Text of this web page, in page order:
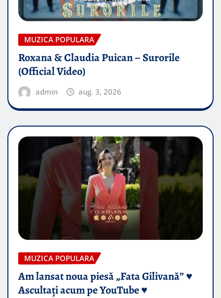
MUZICA POPULARA
Roxana & Claudia Puican – Surorile
(Official Video)
admin aug. 3, 2026
MUZICA POPULARA
Am lansat noua piesă „Fata Gilivană” ♥️
Ascultați acum pe YouTube ♥️